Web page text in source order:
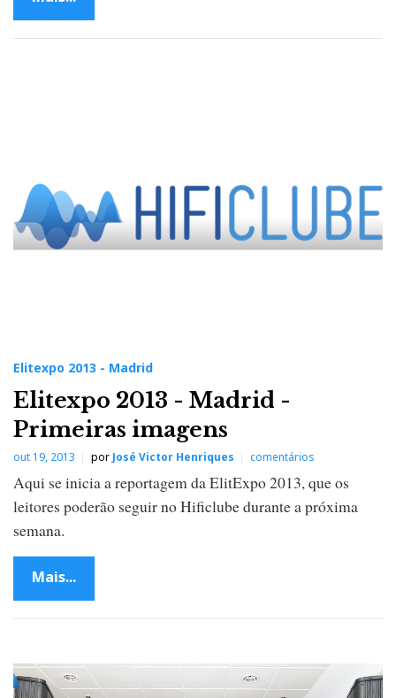
Elitexpo 2013 - Madrid
Elitexpo 2013 - Madrid -
Primeiras imagens
out 19, 2013 por José Victor Henriques comentários
Aqui se inicia a reportagem da ElitExpo 2013, que os
leitores poderão seguir no Hificlube durante a próxima
semana.
Mais...